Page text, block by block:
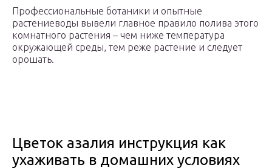
Профессиональные ботаники и опытные
растениеводы вывели главное правило полива этого
комнатного растения – чем ниже температура
окружающей среды, тем реже растение и следует
орошать.
Цветок азалия инструкция как
ухаживать в домашних условиях